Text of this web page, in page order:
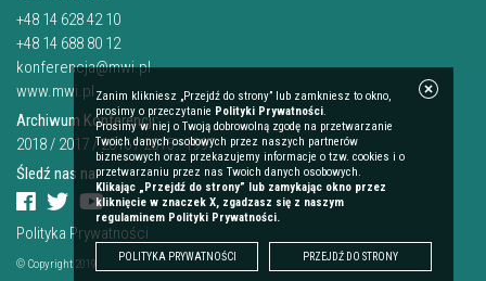
+48 14 628 42 10
+48 14 688 80 12
konferencja@mwi.pl
www.mwi.pl
Archiwum Konferencji:
2018/ 2017 /2016/2015—1997
Śledź nas na:
Polityka Prywatności
© Copyright 2019
Zanim klikniesz „Przejdź do strony” lub zamkniesz to okno,
prosimy o przeczytanie Polityki Prywatności.
Prosimy w niej o Twoją dobrowolną zgodę na przetwarzanie
Twoich danych osobowych przez naszych partnerów
biznesowych oraz przekazujemy informacje o tzw. cookies i o
przetwarzaniu przez nas Twoich danych osobowych.
Klikając „Przejdź do strony” lub zamykając okno przez
kliknięcie w znaczek X, zgadzasz się z naszym
regulaminem Polityki Prywatności.
POLITYKA PRYWATNOŚCI PRZEJDŹ DO STRONY